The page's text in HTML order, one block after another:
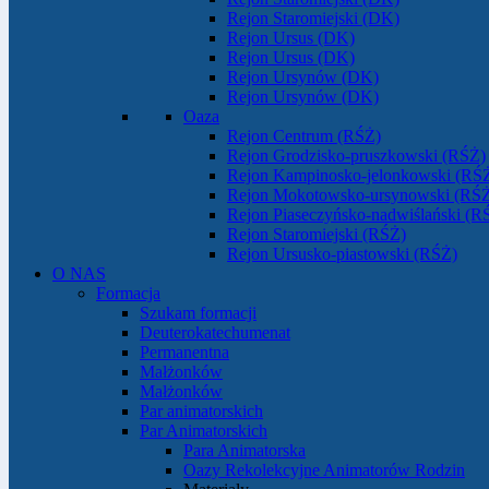
Rejon Staromiejski (DK)
Rejon Ursus (DK)
Rejon Ursus (DK)
Rejon Ursynów (DK)
Rejon Ursynów (DK)
Oaza
Rejon Centrum (RŚŻ)
Rejon Grodzisko-pruszkowski (RŚŻ)
Rejon Kampinosko-jelonkowski
Rejon Mokotowsko-ursynowski
Rejon Piaseczyńsko-nadwiślański
Rejon Staromiejski (RŚŻ)
Rejon Ursusko-piastowski (RŚŻ)
O NAS
Formacja
Szukam formacji
Deuterokatechumenat
Permanentna
Małżonków
Małżonków
Par animatorskich
Par Animatorskich
Para Animatorska
Oazy Rekolekcyjne Animatorów Rodzin